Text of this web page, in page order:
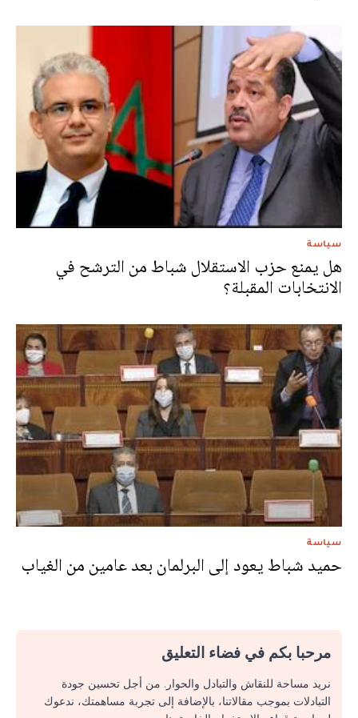
سياسة
هل يمنع حزب الاستقلال شباط من الترشح في
الانتخابات المقبلة؟
سياسة
حميد شباط يعود إلى البرلمان بعد عامين من الغياب
مرحبا بكم في فضاء التعليق
نريد مساحة للنقاش والتبادل والحوار. من أجل تحسين جودة
التبادلات بموجب مقالاتنا، بالإضافة إلى تجربة مساهمتك، ندعوك